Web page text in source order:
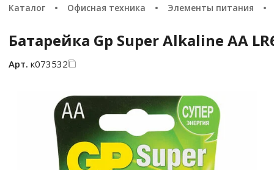
Каталог Офисная техника Элементы питания
Батарейка Gp Super Alkaline AA
Арт. к073532